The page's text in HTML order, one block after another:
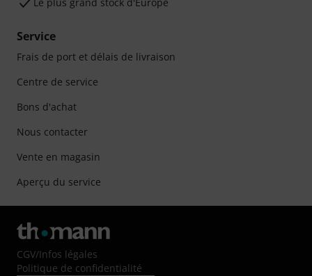
Service
Frais de port et délais de livraison
Centre de service
Bons d'achat
Nous contacter
Vente en magasin
Aperçu du service
CGV/Infos légales
Politique de confidentialité